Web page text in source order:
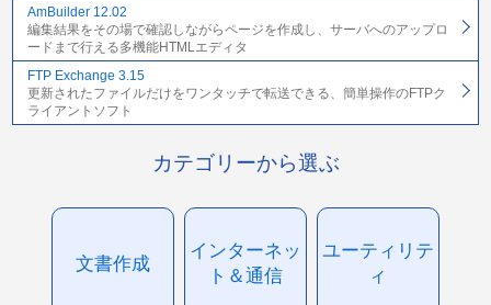
AmBuilder 12.02
編集結果をその場で確認しながらページを作成し、サーバへのアップロ
ードまで行える多機能HTMLエディタ
FTP Exchange 3.15
更新されたファイルだけをワンタッチで転送できる、簡単操作のFTPク
ライアントソフト
カテゴリーから選ぶ
文書作成
インターネッ
ト＆通信
ユーティリテ
ィ